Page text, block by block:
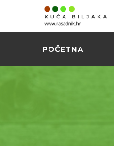
POČETNA